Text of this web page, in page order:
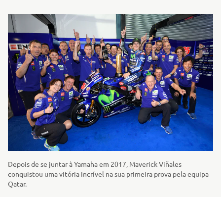
Depois de se juntar à Yamaha em 2017, Maverick Viñales
conquistou uma vitória incrível na sua primeira prova pela equipa
Qatar.